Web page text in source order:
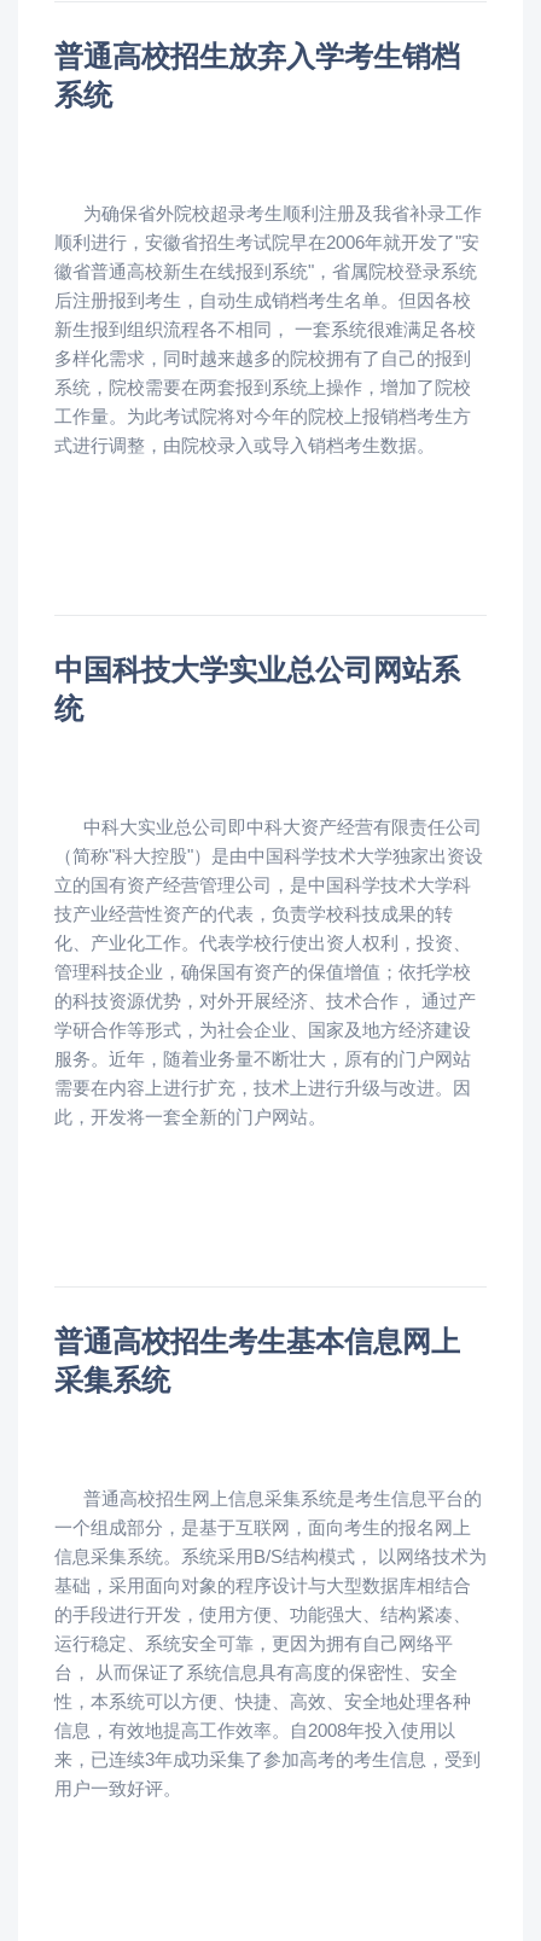
普通高校招生放弃入学考生销档
系统
为确保省外院校超录考生顺利注册及我省补录工作
顺利进行，安徽省招生考试院早在2006年就开发了"安
徽省普通高校新生在线报到系统"，省属院校登录系统
后注册报到考生，自动生成销档考生名单。但因各校
新生报到组织流程各不相同， 一套系统很难满足各校
多样化需求，同时越来越多的院校拥有了自己的报到
系统，院校需要在两套报到系统上操作，增加了院校
工作量。为此考试院将对今年的院校上报销档考生方
式进行调整，由院校录入或导入销档考生数据。
中国科技大学实业总公司网站系
统
中科大实业总公司即中科大资产经营有限责任公司
（简称"科大控股"）是由中国科学技术大学独家出资设
立的国有资产经营管理公司，是中国科学技术大学科
技产业经营性资产的代表，负责学校科技成果的转
化、产业化工作。代表学校行使出资人权利，投资、
管理科技企业，确保国有资产的保值增值；依托学校
的科技资源优势，对外开展经济、技术合作， 通过产
学研合作等形式，为社会企业、国家及地方经济建设
服务。近年，随着业务量不断壮大，原有的门户网站
需要在内容上进行扩充，技术上进行升级与改进。因
此，开发将一套全新的门户网站。
普通高校招生考生基本信息网上
采集系统
普通高校招生网上信息采集系统是考生信息平台的
一个组成部分，是基于互联网，面向考生的报名网上
信息采集系统。系统采用B/S结构模式， 以网络技术为
基础，采用面向对象的程序设计与大型数据库相结合
的手段进行开发，使用方便、功能强大、结构紧凑、
运行稳定、系统安全可靠，更因为拥有自己网络平
台， 从而保证了系统信息具有高度的保密性、安全
性，本系统可以方便、快捷、高效、安全地处理各种
信息，有效地提高工作效率。自2008年投入使用以
来，已连续3年成功采集了参加高考的考生信息，受到
用户一致好评。